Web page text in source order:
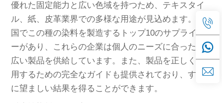
優れた固定能力と広い色域を持つため、テキスタイ
ル、紙、皮革業界での多様な用途が見込めます。中
国でこの種の染料を製造するトップ10のサプライヤ
ーがあり、これらの企業は個人のニーズに合った幅
広い製品を供給しています。また、製品を正しく使
用するための完全なガイドも提供されており、すぐ
に望ましい結果を得ることができます。